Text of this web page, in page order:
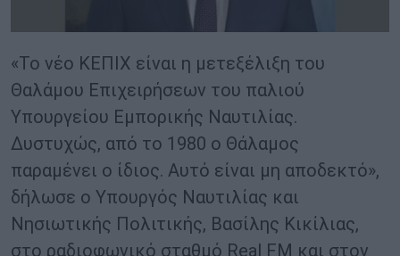
«Το νέο ΚΕΠΙΧ είναι η μετεξέλιξη του
Θαλάμου Επιχειρήσεων του παλιού
Υπουργείου Εμπορικής Ναυτιλίας.
Δυστυχώς, από το 1980 ο Θάλαμος
παραμένει ο ίδιος. Αυτό είναι μη αποδεκτό»,
δήλωσε ο Υπουργός Ναυτιλίας και
Νησιωτικής Πολιτικής, Βασίλης Κικίλιας,
στο ραδιοφωνικό σταθμό Real FM και στον